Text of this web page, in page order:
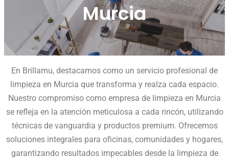
Murcia
En Brillamu, destacamos como un servicio profesional de
limpieza en Murcia que transforma y realza cada espacio.
Nuestro compromiso como empresa de limpieza en Murcia
se refleja en la atención meticulosa a cada rincón, utilizando
técnicas de vanguardia y productos premium. Ofrecemos
soluciones integrales para oficinas, comunidades y hogares,
garantizando resultados impecables desde la limpieza de